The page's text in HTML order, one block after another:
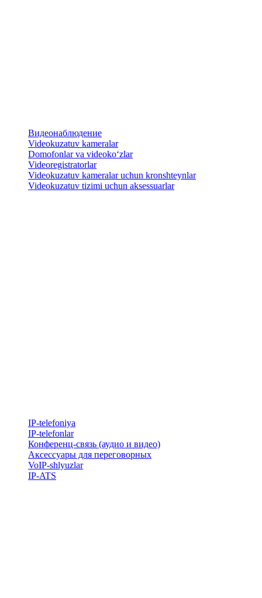
Видеонаблюдение
Videokuzatuv kameralar
​Domofonlar va videoko‘zlar
Videoregistratorlar
Videokuzatuv kameralar uchun kronshteynlar
​Videokuzatuv tizimi uchun aksessuarlar
IP-telefoniya
​IP-telefonlar
Конференц-связь (аудио и видео)
Аксессуары для переговорных
VoIP-shlyuzlar
IP-ATS